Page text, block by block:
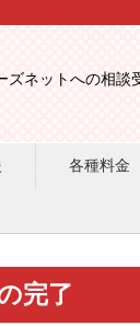
ズネットへの相談
各種料金
完了